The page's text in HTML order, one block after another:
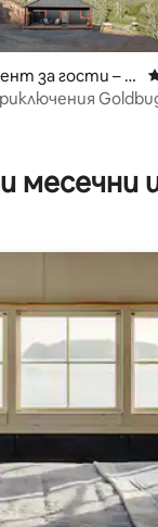
5, 167 отзива
за гости – S